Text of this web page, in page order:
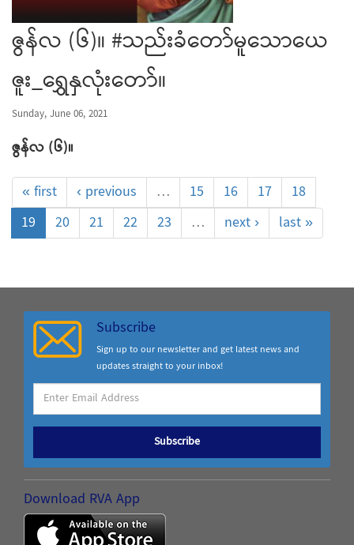
ဇွန်လ (၆)။ #သည်းခံတော်မူသောယေ
ဇူး_ရွှေနှလုံးတော်။
Sunday, June 06, 2021
ဇွန်လ (၆)။
« first
‹ previous … 15 16 17
18
19
20 21 22 23 … next › last »
Subscribe
Sign up to our newsletter and get latest news and
updates straight to your inbox!
Subscribe
Download RVA App